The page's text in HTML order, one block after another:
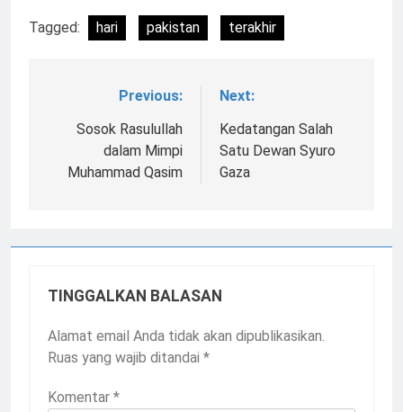
Tagged: hari pakistan terakhir
Navigasi
pos
Previous:
Sosok Rasulullah
dalam Mimpi
Muhammad Qasim
Next:
Kedatangan Salah
Satu Dewan Syuro
Gaza
TINGGALKAN BALASAN
Alamat email Anda tidak akan dipublikasikan.
Ruas yang wajib ditandai *
Komentar *